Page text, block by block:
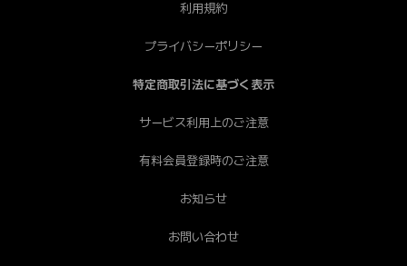
利用規約
プライバシーポリシー
特定商取引法に基づく表示
サービス利用上のご注意
有料会員登録時のご注意
お知らせ
お問い合わせ